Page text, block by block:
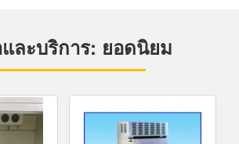
ละบริการ: ยอดนิยม